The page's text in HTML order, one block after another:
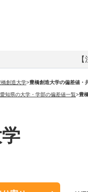
橋創造大学>豊橋創造大学の偏差値・
知県の大学・学部の偏差値一覧>豊